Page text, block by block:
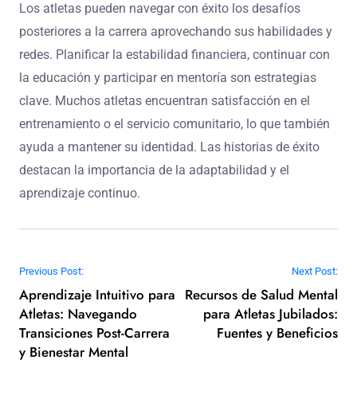
Los atletas pueden navegar con éxito los desafíos
posteriores a la carrera aprovechando sus habilidades y
redes. Planificar la estabilidad financiera, continuar con
la educación y participar en mentoría son estrategias
clave. Muchos atletas encuentran satisfacción en el
entrenamiento o el servicio comunitario, lo que también
ayuda a mantener su identidad. Las historias de éxito
destacan la importancia de la adaptabilidad y el
aprendizaje continuo.
Post navigation
Previous Post:
Aprendizaje Intuitivo para
Atletas: Navegando
Transiciones Post-Carrera
y Bienestar Mental
Next Post:
Recursos de Salud Mental
para Atletas Jubilados:
Fuentes y Beneficios